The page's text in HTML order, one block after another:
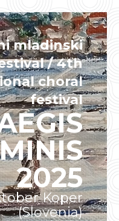
mladinski
/ 4th
choral
festival
2025
Koper
(Slovenia)